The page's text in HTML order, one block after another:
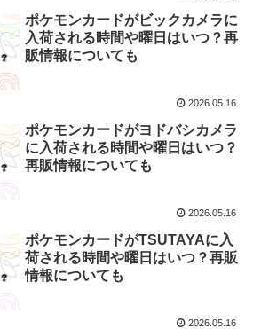
ポケモンカードがビックカメラに
入荷される時間や曜日はいつ？再
販情報についても
2026.05.16
ポケモンカードがヨドバシカメラ
に入荷される時間や曜日はいつ？
再販情報についても
2026.05.16
ポケモンカードがTSUTAYAに入
荷される時間や曜日はいつ？再販
情報についても
2026.05.16